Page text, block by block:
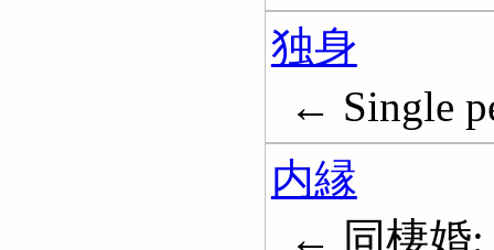
独身
← Single
内縁
← 同棲婚;